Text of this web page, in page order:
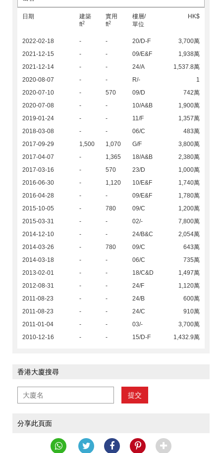
日期
建築
ft2
實用
ft2
樓層/
單位
HK$
2022-02-18 - - 20/D-F
3,700萬
2021-12-15
- - 09/E&F
1,938萬
2021-12-14
- - 24/A
1,537.8萬
2020-08-07
- - R/-
1
2020-07-10
- 570 09/D
742萬
2020-07-08
- - 10/A&B
1,900萬
2019-01-24
- - 11/F
1,357萬
2018-03-08
- - 06/C
483萬
2017-09-29
1,500 1,070 G/F
3,800萬
2017-04-07
- 1,365 18/A&B
2,380萬
2017-03-16
- 570 23/D
1,000萬
2016-06-30
- 1,120 10/E&F
1,740萬
2016-04-28
- - 09/E&F
1,780萬
2015-10-05
- 780 09/C
1,200萬
2015-03-31
- - 02/-
7,800萬
2014-12-10
- - 24/B&C
2,054萬
2014-03-26
- 780 09/C
643萬
2014-03-18
- - 06/C
735萬
2013-02-01
- - 18/C&D
1,497萬
2012-08-31
- - 24/F
1,120萬
2011-08-23
- - 24/B
600萬
2011-08-23
- - 24/C
910萬
2011-01-04
- - 03/-
3,700萬
2010-12-16
- - 15/D-F 1,432.9萬
香港大廈搜尋
提交
分享此頁面